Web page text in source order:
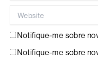
Notifique-me sobre
Notifique-me sobre